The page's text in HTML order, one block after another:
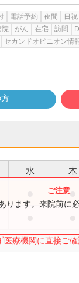
電話予約 夜間 日祝
院 がん 在宅 訪問
セカンドオピニオン情
水 木
●
療機関に直接ご確
ます。来院前に